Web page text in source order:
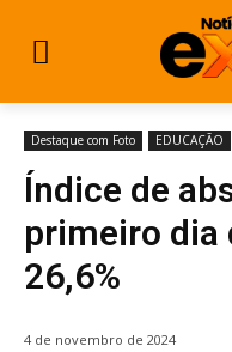
Destaque com Foto EDUCAÇÃO
Índice de
primeiro dia
26,6%
4 de novembro de 2024